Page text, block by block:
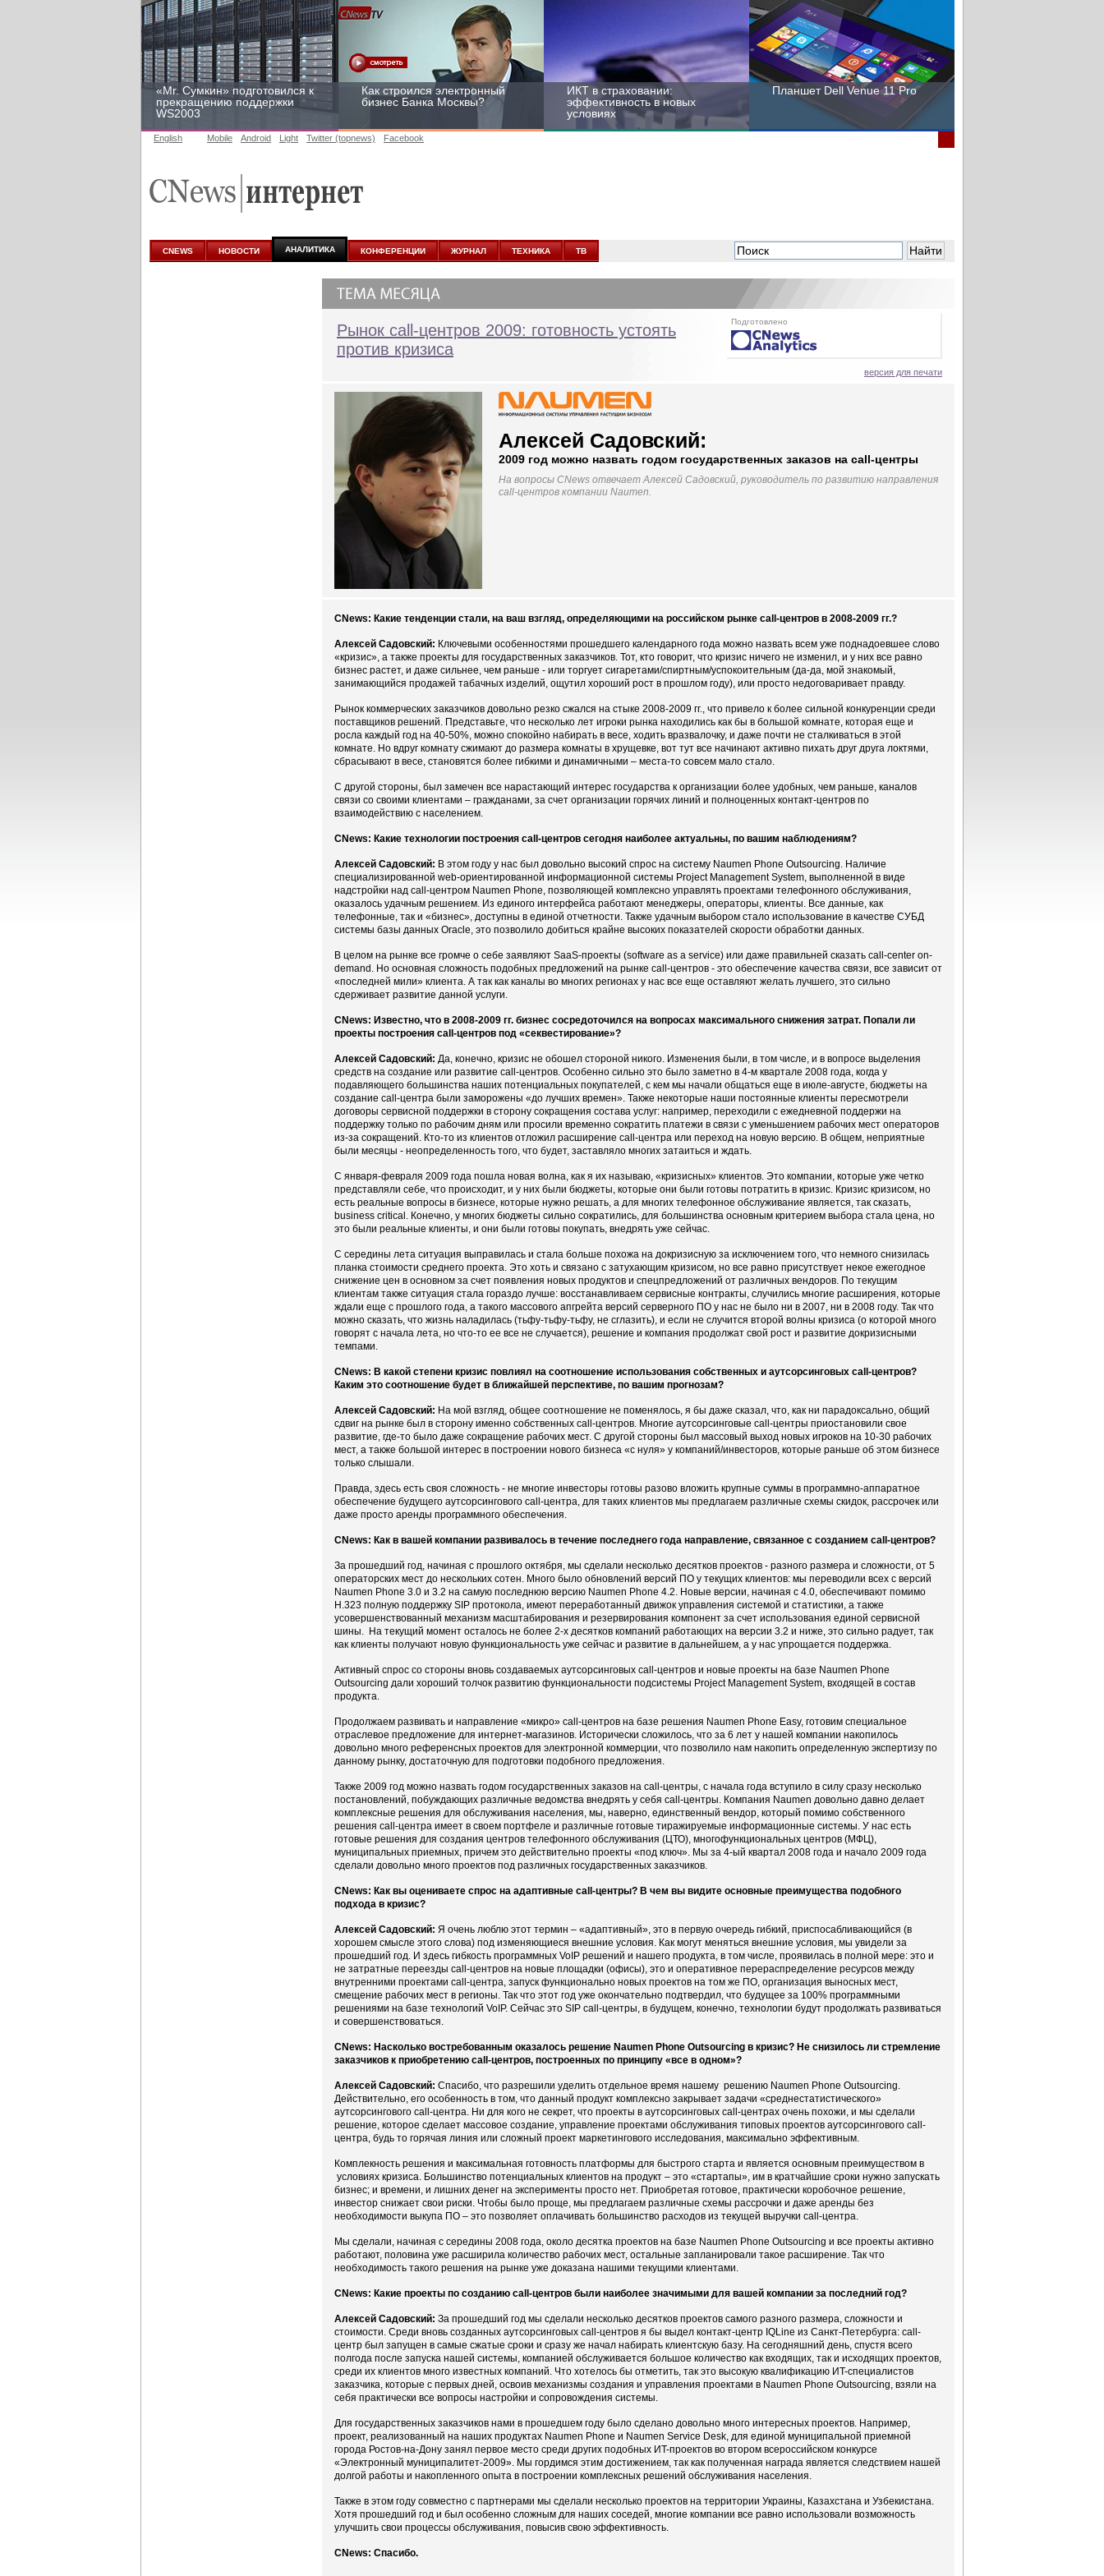
«Mr. Сумкин» подготовился к
прекращению поддержки
WS2003
Как строился электронный
бизнес Банка Москвы?
ИКТ в страховании:
эффективность в новых
условиях
Планшет Dell Venue 11 Pro
к аналитике
участвовать
госструктур: развитие в
новых условиях
English Mobile Android Light Twitter (topnews) Facebook
CNEWS НОВОСТИ АНАЛИТИКА КОНФЕРЕНЦИИ ЖУРНАЛ ТЕХНИКА ТВ
Подготовлено
Рынок call-центров 2009: готовность устоять
против кризиса
версия для печати
Алексей Садовский:
2009 год можно назвать годом государственных заказов на call-центры
На вопросы CNews отвечает Алексей Садовский, руководитель по развитию направления
call-центров компании Naumen.
CNews: Какие тенденции стали, на ваш взгляд, определяющими на российском рынке сall-центров в 2008-2009 гг.?
Алексей Садовский: Ключевыми особенностями прошедшего календарного года можно назвать всем уже поднадоевшее слово
«кризис», а также проекты для государственных заказчиков. Тот, кто говорит, что кризис ничего не изменил, и у них все равно
бизнес растет, и даже сильнее, чем раньше - или торгует сигаретами/спиртным/успокоительным (да-да, мой знакомый,
занимающийся продажей табачных изделий, ощутил хороший рост в прошлом году), или просто недоговаривает правду.
Рынок коммерческих заказчиков довольно резко сжался на стыке 2008-2009 гг., что привело к более сильной конкуренции среди
поставщиков решений. Представьте, что несколько лет игроки рынка находились как бы в большой комнате, которая еще и
росла каждый год на 40-50%, можно спокойно набирать в весе, ходить вразвалочку, и даже почти не сталкиваться в этой
комнате. Но вдруг комнату сжимают до размера комнаты в хрущевке, вот тут все начинают активно пихать друг друга локтями,
сбрасывают в весе, становятся более гибкими и динамичными – места-то совсем мало стало.
С другой стороны, был замечен все нарастающий интерес государства к организации более удобных, чем раньше, каналов
связи со своими клиентами – гражданами, за счет организации горячих линий и полноценных контакт-центров по
взаимодействию с населением.
CNews: Какие технологии построения сall-центров сегодня наиболее актуальны, по вашим наблюдениям?
Алексей Садовский: В этом году у нас был довольно высокий спрос на систему Naumen Phone Outsourcing. Наличие
специализированной web-ориентированной информационной системы Project Management System, выполненной в виде
надстройки над call-центром Naumen Phone, позволяющей комплексно управлять проектами телефонного обслуживания,
оказалось удачным решением. Из единого интерфейса работают менеджеры, операторы, клиенты. Все данные, как
телефонные, так и «бизнес», доступны в единой отчетности. Также удачным выбором стало использование в качестве СУБД
системы базы данных Oracle, это позволило добиться крайне высоких показателей скорости обработки данных.
В целом на рынке все громче о себе заявляют SaaS-проекты (software as a service) или даже правильней сказать call-center on-
demand. Но основная сложность подобных предложений на рынке call-центров - это обеспечение качества связи, все зависит от
«последней мили» клиента. А так как каналы во многих регионах у нас все еще оставляют желать лучшего, это сильно
сдерживает развитие данной услуги.
CNews: Известно, что в 2008-2009 гг. бизнес сосредоточился на вопросах максимального снижения затрат. Попали ли
проекты построения сall-центров под «секвестирование»?
Алексей Садовский: Да, конечно, кризис не обошел стороной никого. Изменения были, в том числе, и в вопросе выделения
средств на создание или развитие call-центров. Особенно сильно это было заметно в 4-м квартале 2008 года, когда у
подавляющего большинства наших потенциальных покупателей, с кем мы начали общаться еще в июле-августе, бюджеты на
создание call-центра были заморожены «до лучших времен». Также некоторые наши постоянные клиенты пересмотрели
договоры сервисной поддержки в сторону сокращения состава услуг: например, переходили с ежедневной поддержи на
поддержку только по рабочим дням или просили временно сократить платежи в связи с уменьшением рабочих мест операторов
из-за сокращений. Кто-то из клиентов отложил расширение call-центра или переход на новую версию. В общем, неприятные
были месяцы - неопределенность того, что будет, заставляло многих затаиться и ждать.
С января-февраля 2009 года пошла новая волна, как я их называю, «кризисных» клиентов. Это компании, которые уже четко
представляли себе, что происходит, и у них были бюджеты, которые они были готовы потратить в кризис. Кризис кризисом, но
есть реальные вопросы в бизнесе, которые нужно решать, а для многих телефонное обслуживание является, так сказать,
business critical. Конечно, у многих бюджеты сильно сократились, для большинства основным критерием выбора стала цена, но
это были реальные клиенты, и они были готовы покупать, внедрять уже сейчас.
С середины лета ситуация выправилась и стала больше похожа на докризисную за исключением того, что немного снизилась
планка стоимости среднего проекта. Это хоть и связано с затухающим кризисом, но все равно присутствует некое ежегодное
снижение цен в основном за счет появления новых продуктов и спецпредложений от различных вендоров. По текущим
клиентам также ситуация стала гораздо лучше: восстанавливаем сервисные контракты, случились многие расширения, которые
ждали еще с прошлого года, а такого массового апгрейта версий серверного ПО у нас не было ни в 2007, ни в 2008 году. Так что
можно сказать, что жизнь наладилась (тьфу-тьфу-тьфу, не сглазить), и если не случится второй волны кризиса (о которой много
говорят с начала лета, но что-то ее все не случается), решение и компания продолжат свой рост и развитие докризисными
темпами.
CNews: В какой степени кризис повлиял на соотношение использования собственных и аутсорсинговых сall-центров?
Каким это соотношение будет в ближайшей перспективе, по вашим прогнозам?
Алексей Садовский: На мой взгляд, общее соотношение не поменялось, я бы даже сказал, что, как ни парадоксально, общий
сдвиг на рынке был в сторону именно собственных call-центров. Многие аутсорсинговые call-центры приостановили свое
развитие, где-то было даже сокращение рабочих мест. С другой стороны был массовый выход новых игроков на 10-30 рабочих
мест, а также большой интерес в построении нового бизнеса «с нуля» у компаний/инвесторов, которые раньше об этом бизнесе
только слышали.
Правда, здесь есть своя сложность - не многие инвесторы готовы разово вложить крупные суммы в программно-аппаратное
обеспечение будущего аутсорсингового call-центра, для таких клиентов мы предлагаем различные схемы скидок, рассрочек или
даже просто аренды программного обеспечения.
CNews: Как в вашей компании развивалось в течение последнего года направление, связанное с созданием сall-центров?
За прошедший год, начиная с прошлого октября, мы сделали несколько десятков проектов - разного размера и сложности, от 5
операторских мест до нескольких сотен. Много было обновлений версий ПО у текущих клиентов: мы переводили всех с версий
Naumen Phone 3.0 и 3.2 на самую последнюю версию Naumen Phone 4.2. Новые версии, начиная с 4.0, обеспечивают помимо
H.323 полную поддержку SIP протокола, имеют переработанный движок управления системой и статистики, а также
усовершенствованный механизм масштабирования и резервирования компонент за счет использования единой сервисной
шины. На текущий момент осталось не более 2-х десятков компаний работающих на версии 3.2 и ниже, это сильно радует, так
как клиенты получают новую функциональность уже сейчас и развитие в дальнейшем, а у нас упрощается поддержка.
Активный спрос со стороны вновь создаваемых аутсорсинговых call-центров и новые проекты на базе Naumen Phone
Outsourcing дали хороший толчок развитию функциональности подсистемы Project Management System, входящей в состав
продукта.
Продолжаем развивать и направление «микро» call-центров на базе решения Naumen Phone Easy, готовим специальное
отраслевое предложение для интернет-магазинов. Исторически сложилось, что за 6 лет у нашей компании накопилось
довольно много референсных проектов для электронной коммерции, что позволило нам накопить определенную экспертизу по
данному рынку, достаточную для подготовки подобного предложения.
Также 2009 год можно назвать годом государственных заказов на call-центры, с начала года вступило в силу сразу несколько
постановлений, побуждающих различные ведомства внедрять у себя call-центры. Компания Naumen довольно давно делает
комплексные решения для обслуживания населения, мы, наверно, единственный вендор, который помимо собственного
решения call-центра имеет в своем портфеле и различные готовые тиражируемые информационные системы. У нас есть
готовые решения для создания центров телефонного обслуживания (ЦТО), многофункциональных центров (МФЦ),
муниципальных приемных, причем это действительно проекты «под ключ». Мы за 4-ый квартал 2008 года и начало 2009 года
сделали довольно много проектов под различных государственных заказчиков.
CNews: Как вы оцениваете спрос на адаптивные сall-центры? В чем вы видите основные преимущества подобного
подхода в кризис?
Алексей Садовский: Я очень люблю этот термин – «адаптивный», это в первую очередь гибкий, приспосабливающийся (в
хорошем смысле этого слова) под изменяющиеся внешние условия. Как могут меняться внешние условия, мы увидели за
прошедший год. И здесь гибкость программных VoIP решений и нашего продукта, в том числе, проявилась в полной мере: это и
не затратные переезды call-центров на новые площадки (офисы), это и оперативное перераспределение ресурсов между
внутренними проектами call-центра, запуск функционально новых проектов на том же ПО, организация выносных мест,
смещение рабочих мест в регионы. Так что этот год уже окончательно подтвердил, что будущее за 100% программными
решениями на базе технологий VoIP. Сейчас это SIP call-центры, в будущем, конечно, технологии будут продолжать развиваться
и совершенствоваться.
CNews: Насколько востребованным оказалось решение Naumen Phone Outsourcing в кризис? Не снизилось ли стремление
заказчиков к приобретению сall-центров, построенных по принципу «все в одном»?
Алексей Садовский: Спасибо, что разрешили уделить отдельное время нашему решению Naumen Phone Outsourcing.
Действительно, его особенность в том, что данный продукт комплексно закрывает задачи «среднестатистического»
аутсорсингового call-центра. Ни для кого не секрет, что проекты в аутсорсинговых call-центрах очень похожи, и мы сделали
решение, которое сделает массовое создание, управление проектами обслуживания типовых проектов аутсорсингового call-
центра, будь то горячая линия или сложный проект маркетингового исследования, максимально эффективным.
Комплекность решения и максимальная готовность платформы для быстрого старта и является основным преимуществом в
условиях кризиса. Большинство потенциальных клиентов на продукт – это «стартапы», им в кратчайшие сроки нужно запускать
бизнес; и времени, и лишних денег на эксперименты просто нет. Приобретая готовое, практически коробочное решение,
инвестор снижает свои риски. Чтобы было проще, мы предлагаем различные схемы рассрочки и даже аренды без
необходимости выкупа ПО – это позволяет оплачивать большинство расходов из текущей выручки call-центра.
Мы сделали, начиная с середины 2008 года, около десятка проектов на базе Naumen Phone Outsourcing и все проекты активно
работают, половина уже расширила количество рабочих мест, остальные запланировали такое расширение. Так что
необходимость такого решения на рынке уже доказана нашими текущими клиентами.
CNews: Какие проекты по созданию сall-центров были наиболее значимыми для вашей компании за последний год?
Алексей Садовский: За прошедший год мы сделали несколько десятков проектов самого разного размера, сложности и
стоимости. Среди вновь созданных аутсорсинговых call-центров я бы выдел контакт-центр IQLine из Санкт-Петербурга: call-
центр был запущен в самые сжатые сроки и сразу же начал набирать клиентскую базу. На сегодняшний день, спустя всего
полгода после запуска нашей системы, компанией обслуживается большое количество как входящих, так и исходящих проектов,
среди их клиентов много известных компаний. Что хотелось бы отметить, так это высокую квалификацию ИT-специалистов
заказчика, которые с первых дней, освоив механизмы создания и управления проектами в Naumen Phone Outsourcing, взяли на
себя практически все вопросы настройки и сопровождения системы.
Для государственных заказчиков нами в прошедшем году было сделано довольно много интересных проектов. Например,
проект, реализованный на наших продуктах Naumen Phone и Naumen Service Desk, для единой муниципальной приемной
города Ростов-на-Дону занял первое место среди других подобных ИT-проектов во втором всероссийском конкурсе
«Электронный муниципалитет-2009». Мы гордимся этим достижением, так как полученная награда является следствием нашей
долгой работы и накопленного опыта в построении комплексных решений обслуживания населения.
Также в этом году совместно с партнерами мы сделали несколько проектов на территории Украины, Казахстана и Узбекистана.
Хотя прошедший год и был особенно сложным для наших соседей, многие компании все равно использовали возможность
улучшить свои процессы обслуживания, повысив свою эффективность.
CNews: Спасибо.